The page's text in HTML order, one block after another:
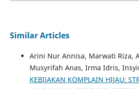
Similar Articles
Arini Nur Annisa, Marwati Riza,
Musyrifah Anas, Irma Idris,
KEBIJAKAN KOMPLAIN HIJAU: